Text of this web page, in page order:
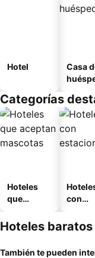
Hotel
Casa
Categorías
Hoteles
que
mascotas
con
miento
Hoteles
También te pueden